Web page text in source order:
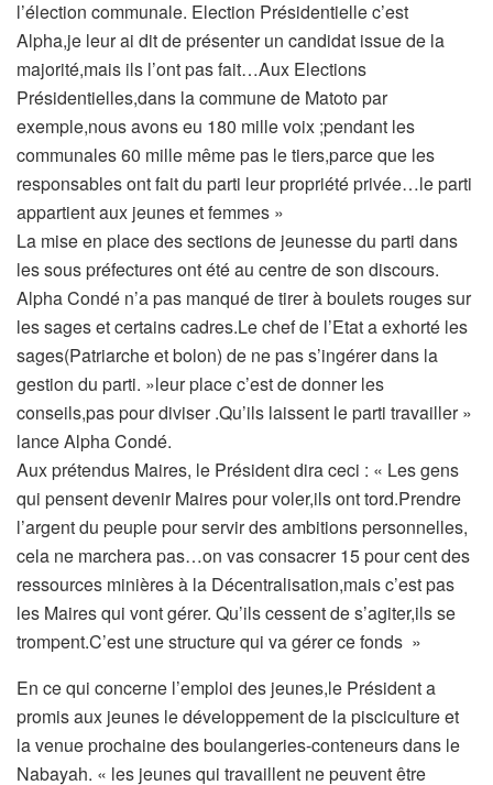
l’élection communale. Election Présidentielle c’est
Alpha,je leur ai dit de présenter un candidat issue de la
majorité,mais ils l’ont pas fait…Aux Elections
Présidentielles,dans la commune de Matoto par
exemple,nous avons eu 180 mille voix ;pendant les
communales 60 mille même pas le tiers,parce que les
responsables ont fait du parti leur propriété privée…le parti
appartient aux jeunes et femmes »
La mise en place des sections de jeunesse du parti dans
les sous préfectures ont été au centre de son discours.
Alpha Condé n’a pas manqué de tirer à boulets rouges sur
les sages et certains cadres.Le chef de l’Etat a exhorté les
sages(Patriarche et bolon) de ne pas s’ingérer dans la
gestion du parti. »leur place c’est de donner les
conseils,pas pour diviser .Qu’ils laissent le parti travailler »
lance Alpha Condé.
Aux prétendus Maires, le Président dira ceci : « Les gens
qui pensent devenir Maires pour voler,ils ont tord.Prendre
l’argent du peuple pour servir des ambitions personnelles,
cela ne marchera pas…on vas consacrer 15 pour cent des
ressources minières à la Décentralisation,mais c’est pas
les Maires qui vont gérer. Qu’ils cessent de s’agiter,ils se
trompent.C’est une structure qui va gérer ce fonds »
En ce qui concerne l’emploi des jeunes,le Président a
promis aux jeunes le développement de la pisciculture et
la venue prochaine des boulangeries-conteneurs dans le
Nabayah. « les jeunes qui travaillent ne peuvent être